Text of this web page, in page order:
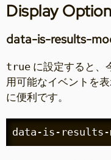
Display
data-is-results-
true に設定すると、
用可能なイベントを
に便利です。
data-is-results-